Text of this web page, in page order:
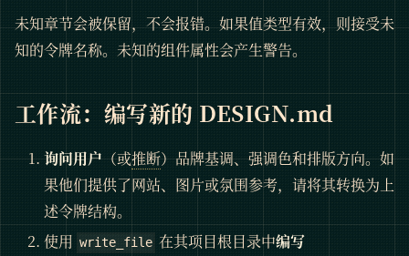
未知章节会被保留，不会报错。如果值类型有效，则接受未
知的令牌名称。未知的组件属性会产生警告。
工作流：编写新的 DESIGN.md
询问用户（或推断）品牌基调、强调色和排版方向。如
果他们提供了网站、图片或氛围参考，请将其转换为上
述令牌结构。
使用 write_file 在其项目根目录中编写